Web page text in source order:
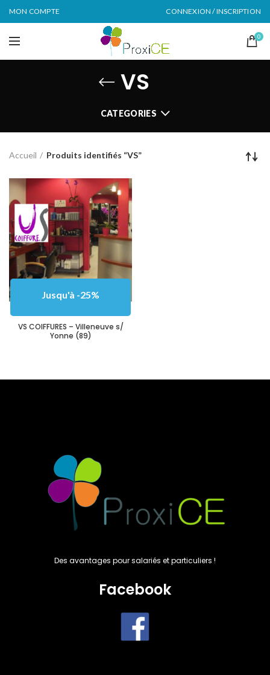
MON COMPTE CONNEXION / INSCRIPTION
0
VS
CATEGORIES
Accueil Produits identifiés “VS”
Jusqu'à -25%
VS COIFFURES – Villeneuve s/
Yonne (89)
Des avantages pour salariés et particuliers !
Facebook